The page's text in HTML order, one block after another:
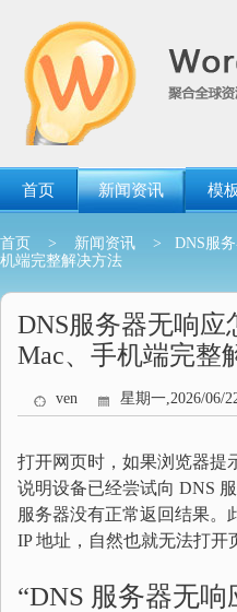
首页 新闻资讯 模
首页 > 新闻资讯
> DNS服务
机端完整解决方法
DNS服务器无响应
Mac、手机端完整
ven 星期一,2026/06/
打开网页时，如果浏览器提
说明设备已经尝试向 DNS
服务器没有正常返回结果。
IP 地址，自然也就无法打开
“DNS 服务器无响